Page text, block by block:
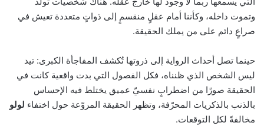
وتموت داخله، وكأننا أمام عقلٍ منقسمٍ إلى ذواتٍ متعددة تعيش في
صراعٍ دائم على من يملك الحقيقة.
حينما تصل أحداث الرواية إلى ذروتها تُكشف المفاجأة الكبرى: تيد
ليس الشخص الذي ظنناه، فكل الفصول التي بدت واقعية كانت في
الحقيقة صورًا من اضطرابٍ نفسيّ عميق يختلط فيه الإحساس
بالذنب بالذكريات المحرّفة، وتظهر الحقيقة المروّعة حول اختفاء لولو
مخالفةً لكل التوقعات.